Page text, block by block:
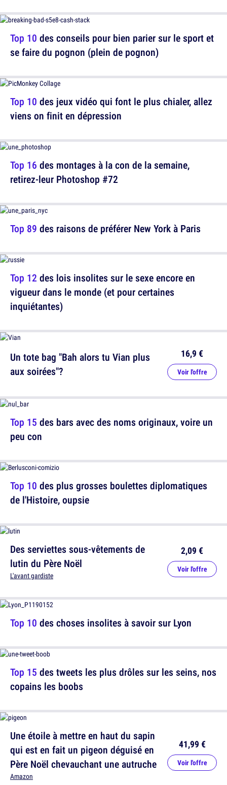
Top 10 des jeux vidéo qui font le plus chialer, allez
viens on finit en dépression
Top 89 des raisons de préférer New York à Paris
Un tote bag "Bah alors tu Vian plus
aux soirées"?
16,9 €
Voir l'offre
Top 10 des plus grosses boulettes diplomatiques
de l'Histoire, oupsie
Top 10 des choses insolites à savoir sur Lyon
Une étoile à mettre en haut du sapin
qui est en fait un pigeon déguisé en
Père Noël chevauchant une autruche
Amazon
41,99 €
Voir l'offre
Top 10 des conseils pour bien parier sur le sport et
se faire du pognon (plein de pognon)
Top 16 des montages à la con de la semaine,
retirez-leur Photoshop #72
Top 12 des lois insolites sur le sexe encore en
vigueur dans le monde (et pour certaines
inquiétantes)
Top 15 des bars avec des noms originaux, voire un
peu con
Des serviettes sous-vêtements de
lutin du Père Noël
L'avant gardiste
2,09 €
Voir l'offre
Top 15 des tweets les plus drôles sur les seins, nos
copains les boobs